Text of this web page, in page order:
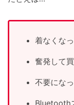
着なくな
奮発して
不要にな